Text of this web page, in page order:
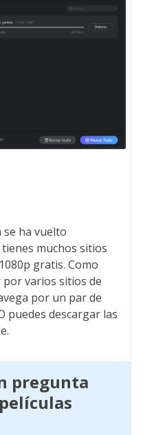
se ha vuelto
muchos sitios
gratis. Como
varios sitios de
por un par de
puedes descargar las
pregunta